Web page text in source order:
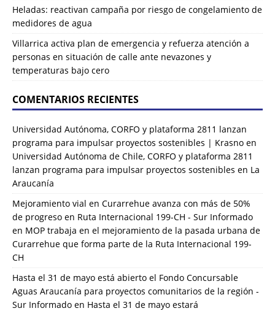
Heladas: reactivan campaña por riesgo de congelamiento de
medidores de agua
Villarrica activa plan de emergencia y refuerza atención a
personas en situación de calle ante nevazones y
temperaturas bajo cero
COMENTARIOS RECIENTES
Universidad Autónoma, CORFO y plataforma 2811 lanzan
programa para impulsar proyectos sostenibles | Krasno en
Universidad Autónoma de Chile, CORFO y plataforma 2811
lanzan programa para impulsar proyectos sostenibles en La
Araucanía
Mejoramiento vial en Curarrehue avanza con más de 50%
de progreso en Ruta Internacional 199-CH - Sur Informado
en MOP trabaja en el mejoramiento de la pasada urbana de
Curarrehue que forma parte de la Ruta Internacional 199-
CH
Hasta el 31 de mayo está abierto el Fondo Concursable
Aguas Araucanía para proyectos comunitarios de la región -
Sur Informado en Hasta el 31 de mayo estará